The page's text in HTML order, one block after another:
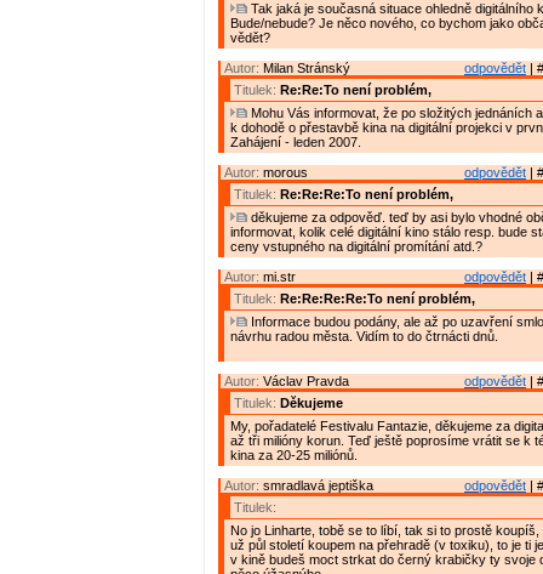
Tak jaká je současná situace ohledně digitálního
Bude/nebude? Je něco nového, co bychom jako
vědět?
odpovědět |
Autor: Milan Stránský
Titulek: Re:Re:To není problém,
Mohu Vás informovat, že po složitých jednáních
k dohodě o přestavbě kina na digitální projekci v
Zahájení - leden 2007.
odpovědět |
Autor: morous
Titulek: Re:Re:Re:To není problém,
děkujeme za odpověď. teď by asi bylo vhodné
informovat, kolik celé digitální kino stálo resp. bude
ceny vstupného na digitální promítání atd.?
odpovědět |
Autor: mi.str
Titulek: Re:Re:Re:Re:To není problém,
Informace budou podány, ale až po uzavření
návrhu radou města. Vidím to do čtrnácti dnů.
odpovědět |
Autor: Václav Pravda
Titulek: Děkujeme
My, pořadatelé Festivalu Fantazie, děkujeme za
až tři milióny korun. Teď ještě poprosíme vrátit se k
kina za 20-25 miliónů.
odpovědět |
Autor: smradlavá jeptiška
Titulek:
No jo Linharte, tobě se to líbí, tak si to prostě koupíš,
už půl století koupem na přehradě (v toxiku), to je ti
v kině budeš moct strkat do černý krabičky ty svoje